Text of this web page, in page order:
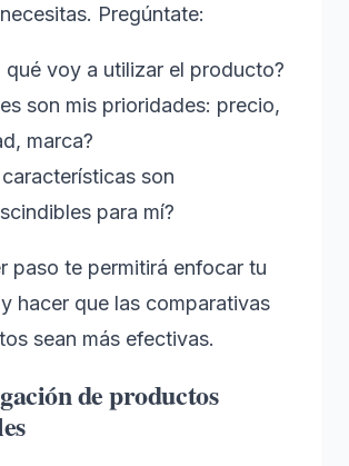
Pregúntate:
qué voy a utilizar el producto?
son mis prioridades: precio,
marca?
características son
para mí?
paso te permitirá enfocar tu
hacer que las comparativas
sean más efectivas.
de productos